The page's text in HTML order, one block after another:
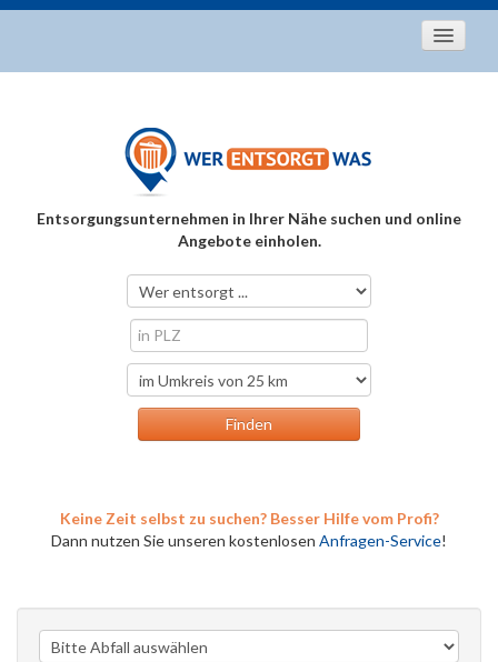
Entsorgungstipps
Über uns
Entsorgungsunternehmen in Ihrer Nähe suchen und online
Angebote einholen.
Keine Zeit selbst zu suchen? Besser Hilfe vom Profi?
Dann nutzen Sie unseren kostenlosen Anfragen-Service!